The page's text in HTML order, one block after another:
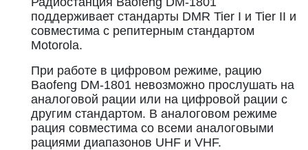
поддерживает стандарты DMR Tier I и Tier II и
совместима с репитерным стандартом
Motorola.
При работе в цифровом режиме, рацию
Baofeng DM-1801 невозможно прослушать на
аналоговой рации или на цифровой рации с
другим стандартом. В аналоговом режиме
рация совместима со всеми аналоговыми
рациями диапазонов UHF и VHF.